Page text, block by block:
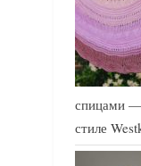
спицами —
стиле